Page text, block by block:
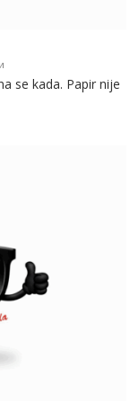
Beogradska
se kada. Papir nije